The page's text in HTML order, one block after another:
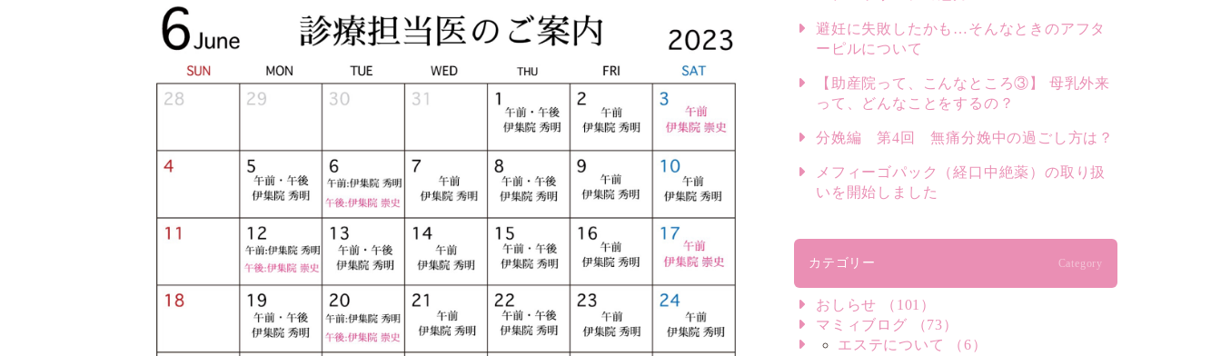
避妊に失敗したかも…そんなときのアフタ
ーピルについて
【助産院って、こんなところ③】 母乳外来
って、どんなことをするの？
分娩編 第4回 無痛分娩中の過ごし方は？
メフィーゴパック（経口中絶薬）の取り扱
いを開始しました
カテゴリー Category
おしらせ （101）
マミィブログ （73）
エステについて （6）